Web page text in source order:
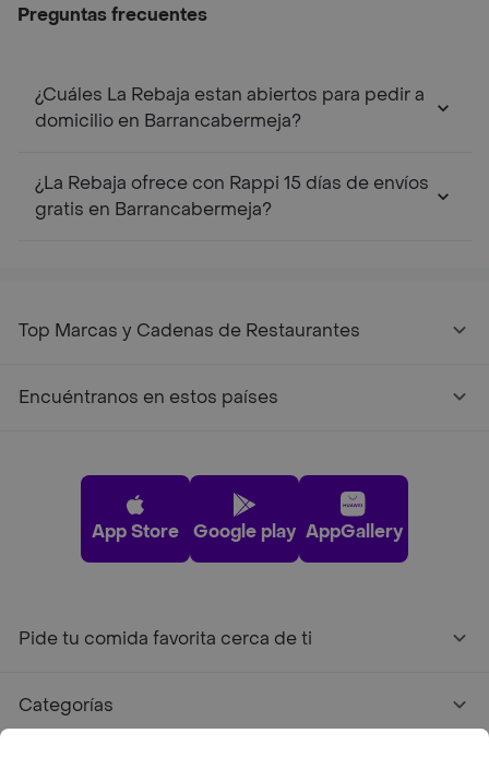
Preguntas frecuentes
¿Cuáles La Rebaja estan abiertos para pedir a
domicilio en Barrancabermeja?
¿La Rebaja ofrece con Rappi 15 días de envíos
gratis en Barrancabermeja?
Top Marcas y Cadenas de Restaurantes
Encuéntranos en estos países
App Store Google play AppGallery
Pide tu comida favorita cerca de ti
Categorías